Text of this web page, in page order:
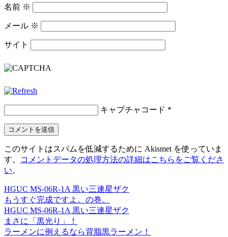
名前 ※
メール ※
サイト
キャプチャコード *
このサイトはスパムを低減するために Akismet を使っていま
す。
コメントデータの処理方法の詳細はこちらをご覧くださ
い。
投
稿
ナ
HGUC MS-06R-1A 黒い三連星ザク
もうすぐ完成ですよ。の巻。
HGUC MS-06R-1A 黒い三連星ザク
まさに「黒光り」！
ラーメンに例えるなら背脂黒ラーメン！